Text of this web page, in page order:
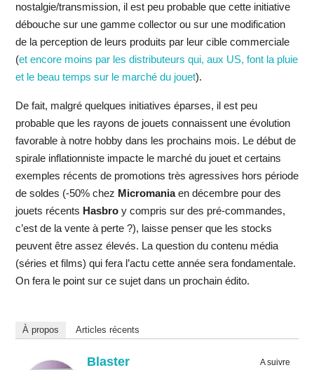
nostalgie/transmission, il est peu probable que cette initiative
débouche sur une gamme collector ou sur une modification
de la perception de leurs produits par leur cible commerciale
(et encore moins par les distributeurs qui, aux US, font la pluie
et le beau temps sur le marché du jouet).
De fait, malgré quelques initiatives éparses, il est peu
probable que les rayons de jouets connaissent une évolution
favorable à notre hobby dans les prochains mois. Le début de
spirale inflationniste impacte le marché du jouet et certains
exemples récents de promotions très agressives hors période
de soldes (-50% chez Micromaniaen décembre pour des
jouets récents Hasbroy compris sur des pré-commandes,
c’est de la vente à perte ?), laisse penser que les stocks
peuvent être assez élevés. La question du contenu média
(séries et films) qui fera l’actu cette année sera fondamentale.
On fera le point sur ce sujet dans un prochain édito.
À propos Articles récents
A suivre
Blaster